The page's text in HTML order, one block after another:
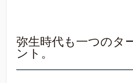
弥生時代も一つのタ
ント。